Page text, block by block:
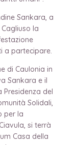
Sankara, a
la
a partecipare.
di Caulonia in
Sankara e il
del
Solidali,
per la
si terrà
Casa della